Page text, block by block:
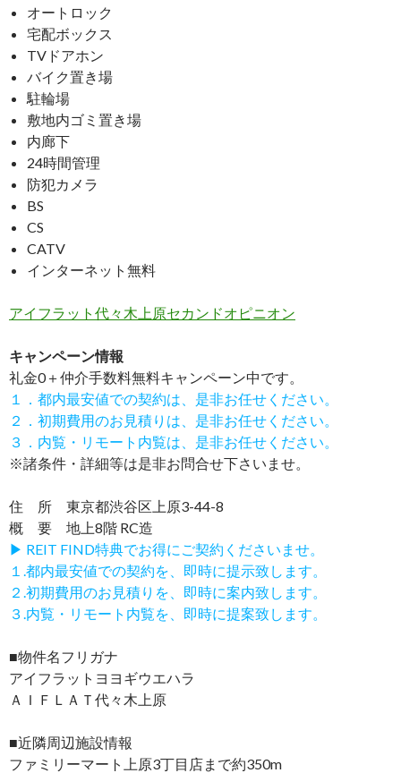
オートロック
宅配ボックス
TVドアホン
バイク置き場
駐輪場
敷地内ゴミ置き場
内廊下
24時間管理
防犯カメラ
BS
CS
CATV
インターネット無料
アイフラット代々木上原セカンドオピニオン
キャンペーン情報
礼金0＋仲介手数料無料キャンペーン中です。
１．都内最安値での契約は、是非お任せください。
２．初期費用のお見積りは、是非お任せください。
３．内覧・リモート内覧は、是非お任せください。
※諸条件・詳細等は是非お問合せ下さいませ。
住 所 東京都渋谷区上原3-44-8
概 要 地上8階 RC造
▶ REIT FIND特典でお得にご契約くださいませ。
１.都内最安値での契約を、即時に提示致します。
２.初期費用のお見積りを、即時に案内致します。
３.内覧・リモート内覧を、即時に提案致します。
■物件名フリガナ
アイフラットヨヨギウエハラ
ＡＩＦＬＡＴ代々木上原
■近隣周辺施設情報
ファミリーマート上原3丁目店まで約350m